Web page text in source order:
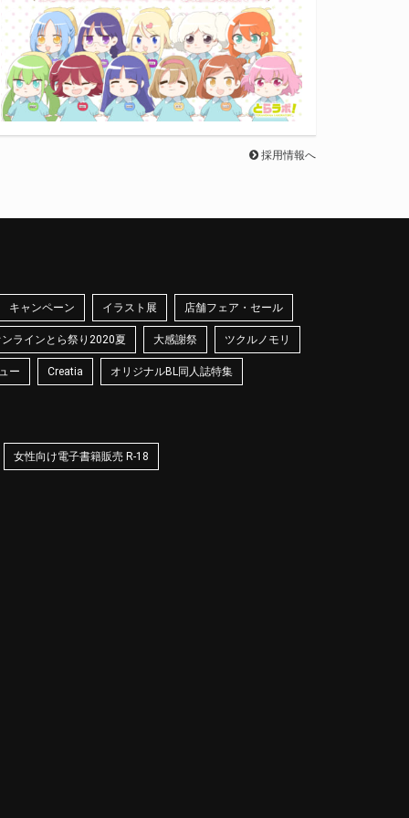
採用情報へ
キャンペーン イラスト展 店舗フェア・セール
ラインとら祭り2020夏 大感謝祭 ツクルノモリ
ー Creatia オリジナルBL同人誌特集
女性向け電子書籍販売 R-18